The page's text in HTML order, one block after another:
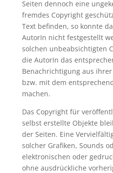
Seiten dennoch eine
fremdes Copyright
Text befinden, so konnte
AutorIn nicht festgestellt
solchen unbeabsichtigten
die AutorIn das
Benachrichtigung aus
bzw. mit dem
machen.
Das Copyright für
selbst erstellte Objekte
der Seiten. Eine
solcher Grafiken, Sounds
elektronischen oder
ohne ausdrückliche